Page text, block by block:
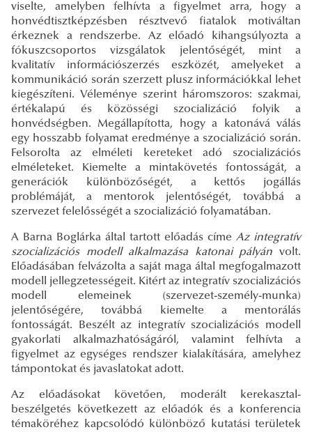
viselte, amelyben felhívta a figyelmet arra, hogy a
honvédtisztképzésben résztvevő fiatalok motiváltan
érkeznek a rendszerbe. Az előadó kihangsúlyozta a
fókuszcsoportos vizsgálatok jelentőségét, mint a
kvalitatív információszerzés eszközét, amelyeket a
kommunikáció során szerzett plusz információkkal lehet
kiegészíteni. Véleménye szerint háromszoros: szakmai,
értékalapú és közösségi szocializáció folyik a
honvédségben. Megállapította, hogy a katonává válás
egy hosszabb folyamat eredménye a szocializáció során.
Felsorolta az elméleti kereteket adó szocializációs
elméleteket. Kiemelte a mintakövetés fontosságát, a
generációk különbözőségét, a kettős jogállás
problémáját, a mentorok jelentőségét, továbbá a
szervezet felelősségét a szocializáció folyamatában.
A Barna Boglárka által tartott előadás címe Az integratív
szocializációs modell alkalmazása katonai pályán volt.
Előadásában felvázolta a saját maga által megfogalmazott
modell jellegzetességeit. Kitért az integratív szocializációs
modell elemeinek (szervezet-személy-munka)
jelentőségére, továbbá kiemelte a mentorálás
fontosságát. Beszélt az integratív szocializációs modell
gyakorlati alkalmazhatóságáról, valamint felhívta a
figyelmet az egységes rendszer kialakítására, amelyhez
támpontokat és javaslatokat adott.
Az előadásokat követően, moderált kerekasztal-
beszélgetés következett az előadók és a konferencia
témaköréhez kapcsolódó különböző kutatási területek